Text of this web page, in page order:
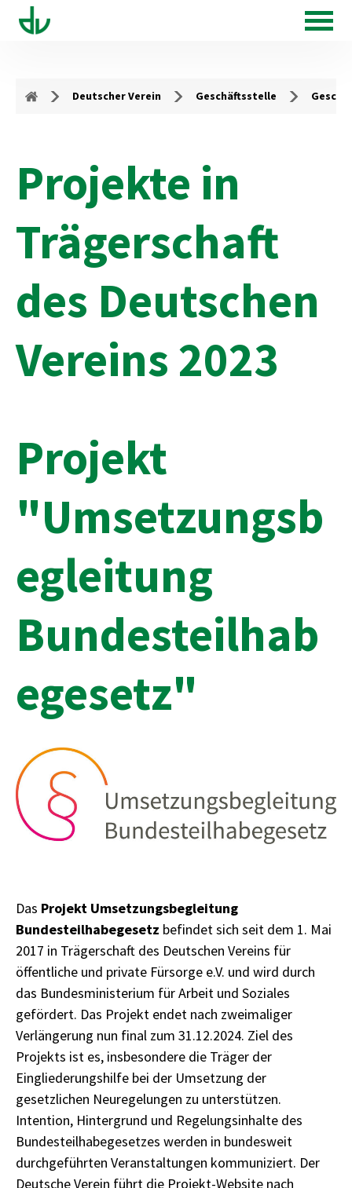
Deutscher Verein Geschäftsstelle
Projekte in
Trägerschaft
des Deutschen
Vereins 2023
Projekt
"Umsetzungsb
egleitung
Bundesteilhab
egesetz"
Das Projekt Umsetzungsbegleitung
Bundesteilhabegesetz befindet sich seit dem 1. Mai
2017 in Trägerschaft des Deutschen Vereins für
öffentliche und private Fürsorge e.V. und wird durch
das Bundesministerium für Arbeit und Soziales
gefördert. Das Projekt endet nach zweimaliger
Verlängerung nun final zum 31.12.2024. Ziel des
Projekts ist es, insbesondere die Träger der
Eingliederungshilfe bei der Umsetzung der
gesetzlichen Neuregelungen zu unterstützen.
Intention, Hintergrund und Regelungsinhalte des
Bundesteilhabegesetzes werden in bundesweit
durchgeführten Veranstaltungen kommuniziert. Der
Deutsche Verein führt die Projekt-Website nach